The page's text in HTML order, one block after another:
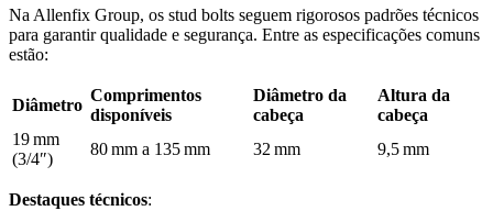
Na Allenfix Group, os stud bolts seguem rigorosos padrões técnicos
para garantir qualidade e segurança. Entre as especificações comuns
estão:
Diâmetro
Comprimentos
disponíveis
Diâmetro da
cabeça
Altura da
cabeça
19 mm
(3/4″)
80 mm a 135 mm 32 mm 9,5 mm
Destaques técnicos: